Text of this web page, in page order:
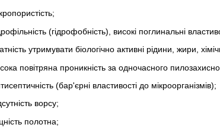
(гідрофобність), високі поглинальні
утримувати біологічно активні рідини, жири,
повітряна проникність за одночасного
(бар'єрні властивості до мікроорганізмів);
ворсу;
полотна;